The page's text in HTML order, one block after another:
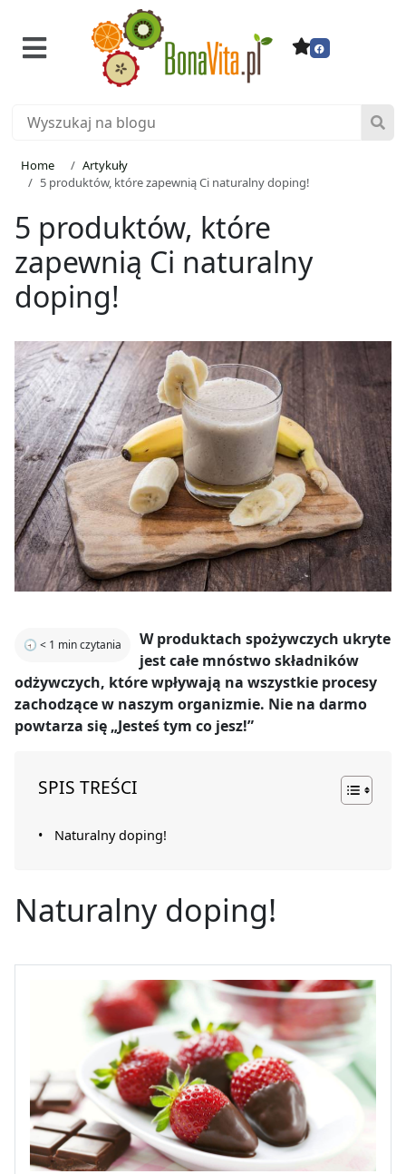
Home
Artykuły
5 produktów, które zapewnią Ci naturalny doping!
5 produktów, które
zapewnią Ci naturalny
doping!
🕣 < 1 min czytania
W produktach spożywczych ukryte
jest całe mnóstwo składników
odżywczych, które wpływają na wszystkie procesy
zachodzące w naszym organizmie. Nie na darmo
powtarza się „Jesteś tym co jesz!”
SPIS TREŚCI
Naturalny doping!
Naturalny doping!